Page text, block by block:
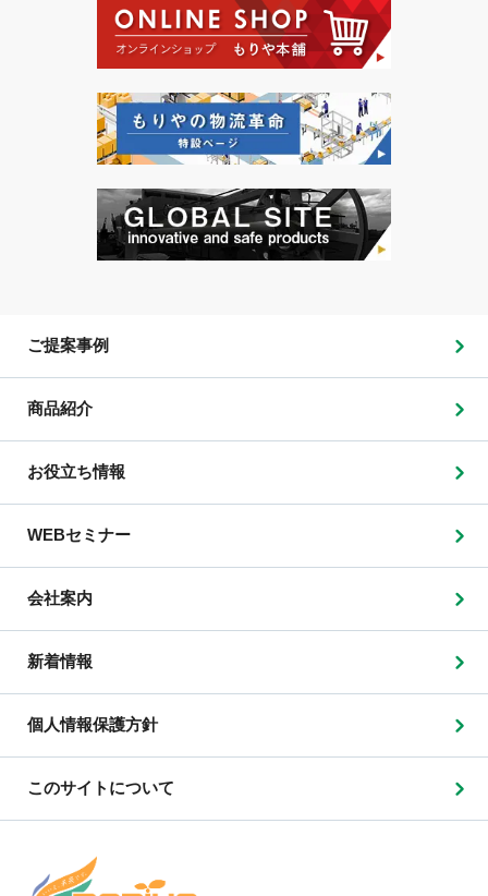
ご提案事例
商品紹介
お役立ち情報
WEBセミナー
会社案内
新着情報
個人情報保護方針
このサイトについて